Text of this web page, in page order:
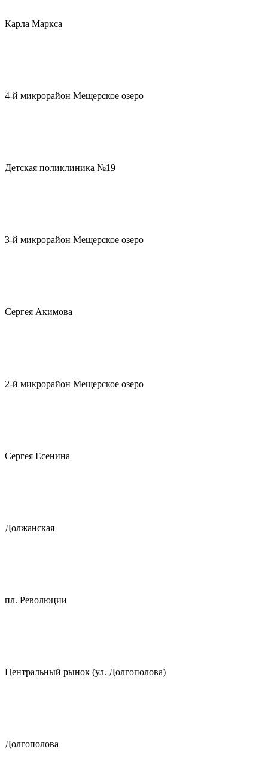
Карла Маркса
4-й микрорайон Мещерское озеро
Детская поликлиника №19
3-й микрорайон Мещерское озеро
Сергея Акимова
2-й микрорайон Мещерское озеро
Сергея Есенина
Должанская
пл. Революции
Центральный рынок (ул. Долгополова)
Долгополова